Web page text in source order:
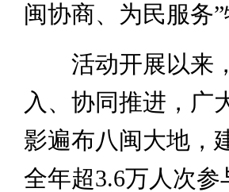
闽协商、为民服务”
活动开展以来，
入、协同推进，广
影遍布八闽大地，
全年超3.6万人次